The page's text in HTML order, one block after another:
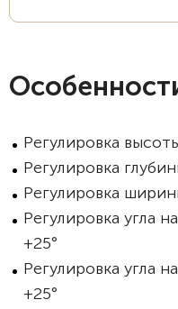
Регулировка
Регулировка
Регулировка
Регулировка угла
+25°
Регулировка угла
+25°